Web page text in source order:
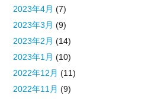
2023年4月 (7)
2023年3月 (9)
2023年2月 (14)
2023年1月 (10)
2022年12月 (11)
2022年11月 (9)